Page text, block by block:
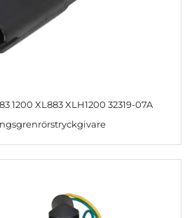
1200 XL883 XLH1200 32319-07A